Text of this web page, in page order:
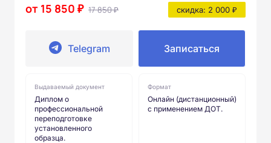
от 15 850 ₽ 17 850 ₽ скидка: 2 000 ₽
Telegram Записаться
Выдаваемый документ
Диплом о
профессиональной
переподготовке
установленного
образца.
Формат
Онлайн (дистанционный)
с применением ДОТ.